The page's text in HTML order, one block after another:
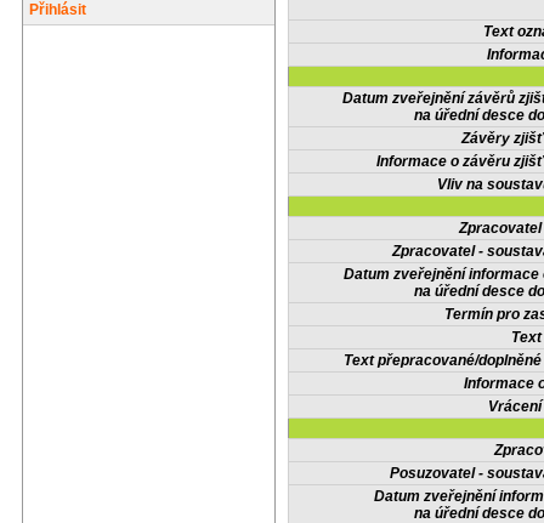
Přihlásit
Text
Datum zveřejnění závěrů
na úřední desce
Závěry
Informace o závěru
Vliv na
Zpracovatel -
Datum zveřejnění informace
na úřední desce
Termín pro
Text přepracované/
Informace
Posuzovatel -
Datum zveřejnění
na úřední desce